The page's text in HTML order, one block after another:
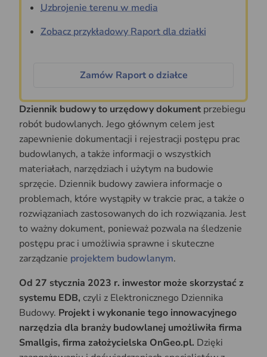
Uzbrojenie terenu w media
Zobacz przykładowy Raport dla działki
Zamów Raport o działce
Dziennik budowy to urzędowy dokument przebiegu
robót budowlanych. Jego głównym celem jest
zapewnienie dokumentacji i rejestracji postępu prac
budowlanych, a także informacji o wszystkich
materiałach, narzędziach i użytym na budowie
sprzęcie. Dziennik budowy zawiera informacje o
problemach, które wystąpiły w trakcie prac, a także o
rozwiązaniach zastosowanych do ich rozwiązania. Jest
to ważny dokument, ponieważ pozwala na śledzenie
postępu prac i umożliwia sprawne i skuteczne
zarządzanie projektem budowlanym.
Od 27 stycznia 2023 r. inwestor może skorzystać z
systemu EDB, czyli z Elektronicznego Dziennika
Budowy. Projekt i wykonanie tego innowacyjnego
narzędzia dla branży budowlanej umożliwiła firma
Smallgis, firma założycielska OnGeo.pl. Dzięki